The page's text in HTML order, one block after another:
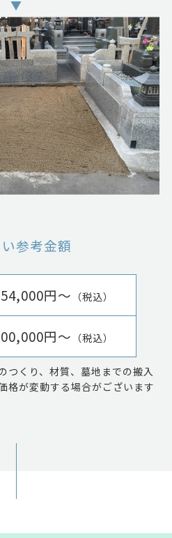
参考金額
円～ （税込）
円～ （税込）
くり、材質、墓地までの搬入
格が変動する場合がございます